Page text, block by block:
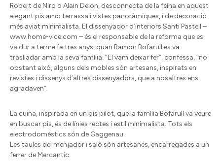
Robert de Niro o Alain Delon, desconnecta de la feina en aquest
elegant pis amb terrassa i vistes panoràmiques, i de decoració
més aviat minimalista. El dissenyador d’interiors Santi Pastell –
www.home-vice.com – és el responsable de la reforma que es
va dur a terme fa tres anys, quan Ramon Bofarull es va
traslladar amb la seva família. “El vam deixar fer”, confessa, “no
obstant això, alguns dels mobles són artesans, inspirats en
revistes i dissenys d’altres dissenyadors, que a nosaltres ens
agradaven”.
La cuina, inspirada en un pis pilot, que la família Bofarull va veure
en buscar pis, és de línies rectes i estil minimalista. Tots els
electrodomèstics són de Gaggenau.
Les taules del menjador i saló són artesanes, encarregades a un
ferrer de Mercantic.